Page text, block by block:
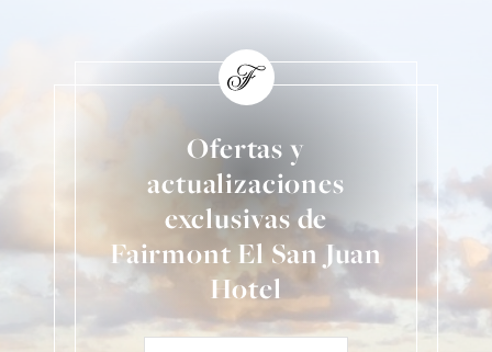
Ofertas y
actualizaciones
exclusivas de
Fairmont El San Juan
Hotel